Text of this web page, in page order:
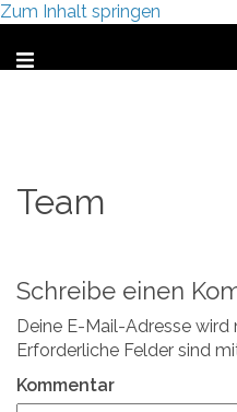
Zum Inhalt springen
Team
Schreibe einen
Deine E-Mail-Adresse
Erforderliche Felder sind
Kommentar